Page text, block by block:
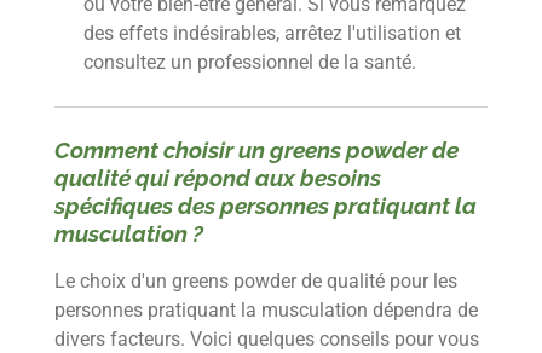
des effets indésirables, arrêtez l'utilisation et
consultez un professionnel de la santé.
Comment choisir un greens powder de
qualité qui répond aux besoins
spécifiques des personnes pratiquant la
musculation ?
Le choix d'un greens powder de qualité pour les
personnes pratiquant la musculation dépendra de
divers facteurs. Voici quelques conseils pour vous